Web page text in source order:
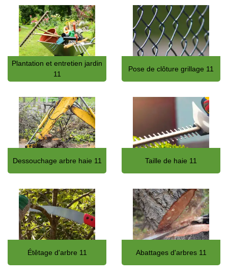
Plantation et entretien jardin
11
Pose de clôture grillage 11
Dessouchage arbre haie 11 Taille de haie 11
Étêtage d'arbre 11 Abattages d'arbres 11